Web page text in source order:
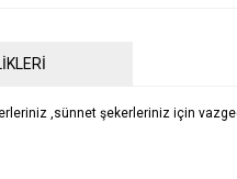
,sünnet şekerleriniz için